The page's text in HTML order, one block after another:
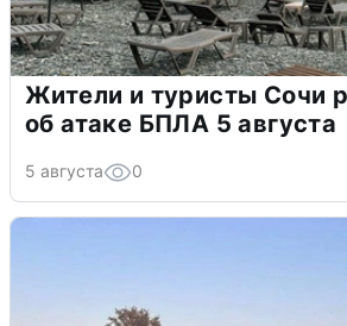
Жители и туристы Сочи
об атаке БПЛА 5 августа
5 августа 0